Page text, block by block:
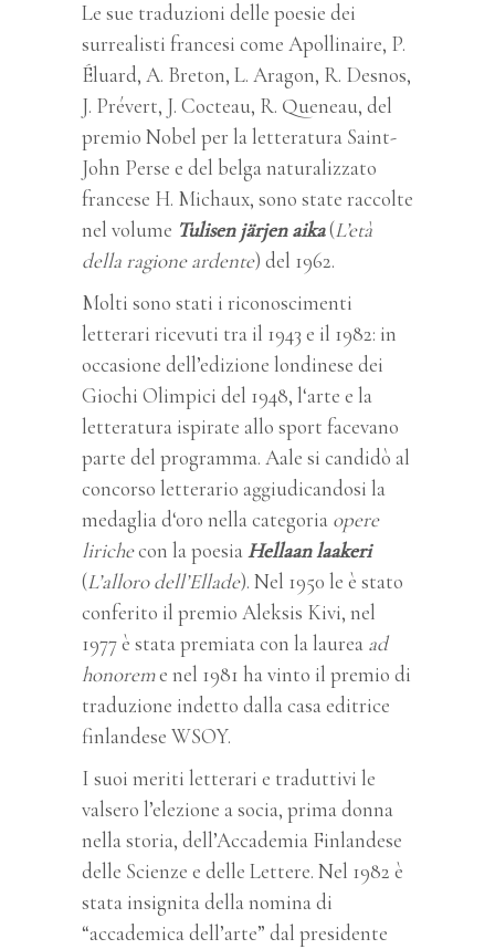
Le sue traduzioni delle poesie dei
surrealisti francesi come Apollinaire, P.
Éluard, A. Breton, L. Aragon, R. Desnos,
J. Prévert, J. Cocteau, R. Queneau, del
premio Nobel per la letteratura Saint-
John Perse e del belga naturalizzato
francese H. Michaux, sono state raccolte
nel volume Tulisen järjen aika(L’età
della ragione ardente) del 1962.
Molti sono stati i riconoscimenti
letterari ricevuti tra il 1943 e il 1982: in
occasione dell’edizione londinese dei
Giochi Olimpici del 1948, l‘arte e la
letteratura ispirate allo sport facevano
parte del programma. Aale si candidò al
concorso letterario aggiudicandosi la
medaglia d‘oro nella categoria opere
lirichecon la poesiaHellaan laakeri
(L’alloro dell’Ellade). Nel 1950 le è stato
conferito il premio Aleksis Kivi, nel
1977 è stata premiata con la laurea ad
honoreme nel 1981 ha vinto il premio di
traduzione indetto dalla casa editrice
finlandese WSOY.
I suoi meriti letterari e traduttivi le
valsero l’elezione a socia, prima donna
nella storia, dell’Accademia Finlandese
delle Scienze e delle Lettere. Nel 1982 è
stata insignita della nomina di
“accademica dell’arte” dal presidente